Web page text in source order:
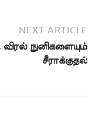
NEXT ARTICLE
விரல் நுனிகளையும்
சீராக்குதல்